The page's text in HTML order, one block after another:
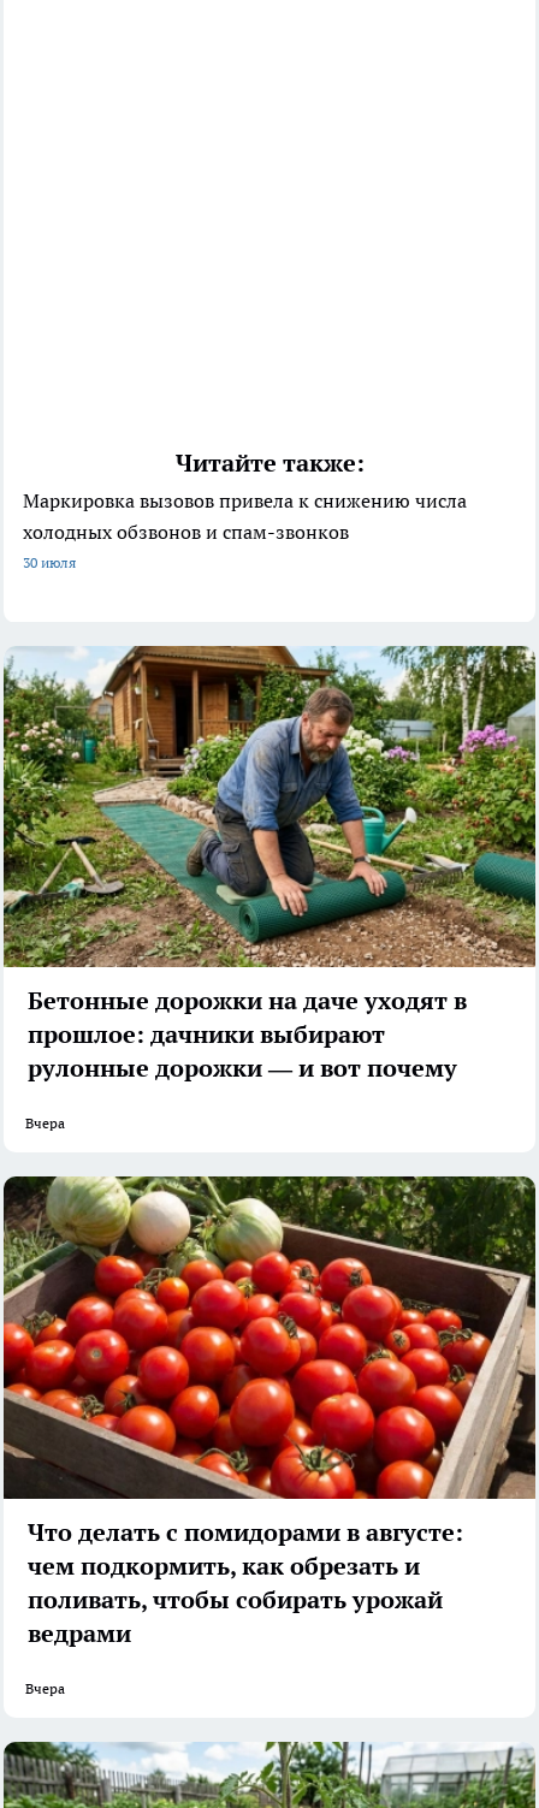
Читайте также:
Маркировка вызовов привела к снижению числа
холодных обзвонов и спам-звонков
30 июля
Бетонные дорожки на даче уходят в
прошлое: дачники выбирают
рулонные дорожки — и вот почему
Вчера
Что делать с помидорами в августе:
чем подкормить, как обрезать и
поливать, чтобы собирать урожай
ведрами
Вчера